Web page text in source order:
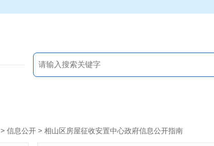
> 信息公开 > 相山区房屋征收安置中心政府信息公开指南